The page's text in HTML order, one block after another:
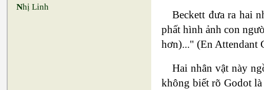
Nhị Linh
Beckett đưa ra hai
phất hình ảnh con
hơn)..." (En Attendant
Hai nhân vật này
không biết rõ Godot